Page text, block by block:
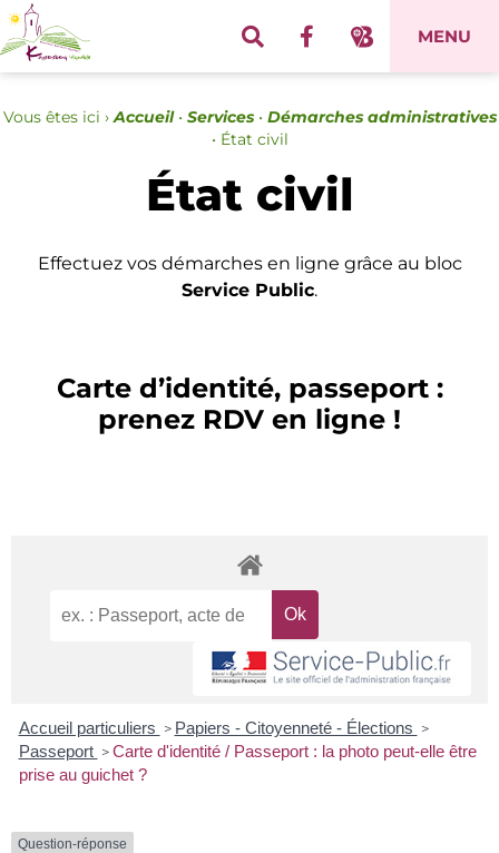
MENU
Vous êtes ici › Accueil• Services• Démarches administratives
• État civil
État civil
Effectuez vos démarches en ligne grâce au bloc
Service Public.
Carte d’identité, passeport :
prenez RDV en ligne !
Accueil particuliers > Papiers - Citoyenneté - Élections >
Passeport > Carte d'identité / Passeport : la photo peut-elle être
prise au guichet ?
Question-réponse
Panneau de gestion des cookies